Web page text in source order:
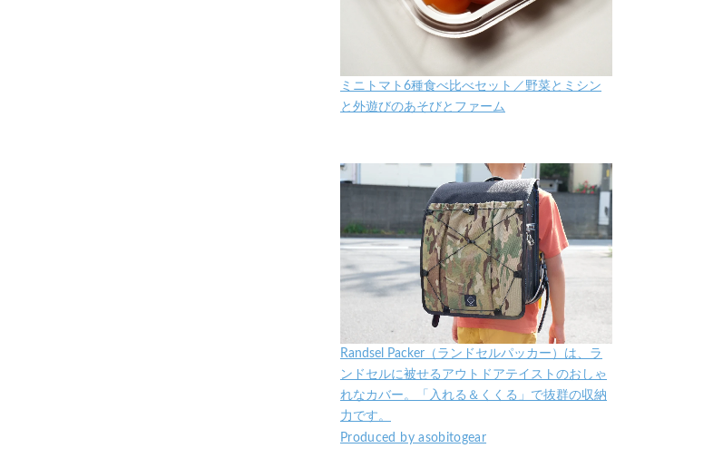
ミニトマト6種食べ比べセット／野菜とミシン
と外遊びのあそびとファーム
Randsel Packer（ランドセルパッカー）は、ラ
ンドセルに被せるアウトドアテイストのおしゃ
れなカバー。「入れる＆くくる」で抜群の収納
力です。
Produced by asobitogear